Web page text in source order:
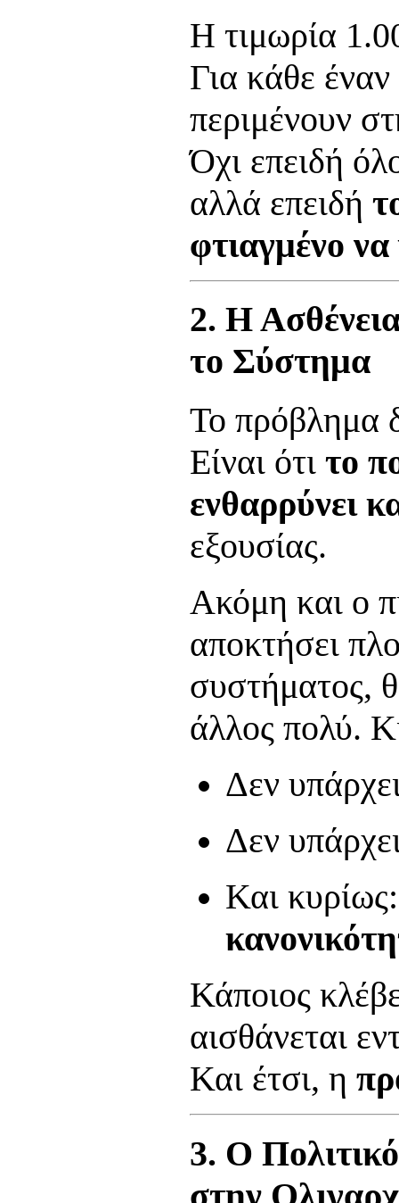
Η τιμωρία
Για κάθε
περιμένουν
Όχι επειδή
αλλά επειδή
φτιαγμένο
2. Η
το Σύστημα
Το πρόβλημα
Είναι ότι το
ενθαρρύνει
εξουσίας.
Ακόμη και ο
αποκτήσει
συστήματος,
άλλος πολύ.
Δεν
Δεν
Και
Κάποιος
αισθάνεται
Και έτσι, η
3. Ο